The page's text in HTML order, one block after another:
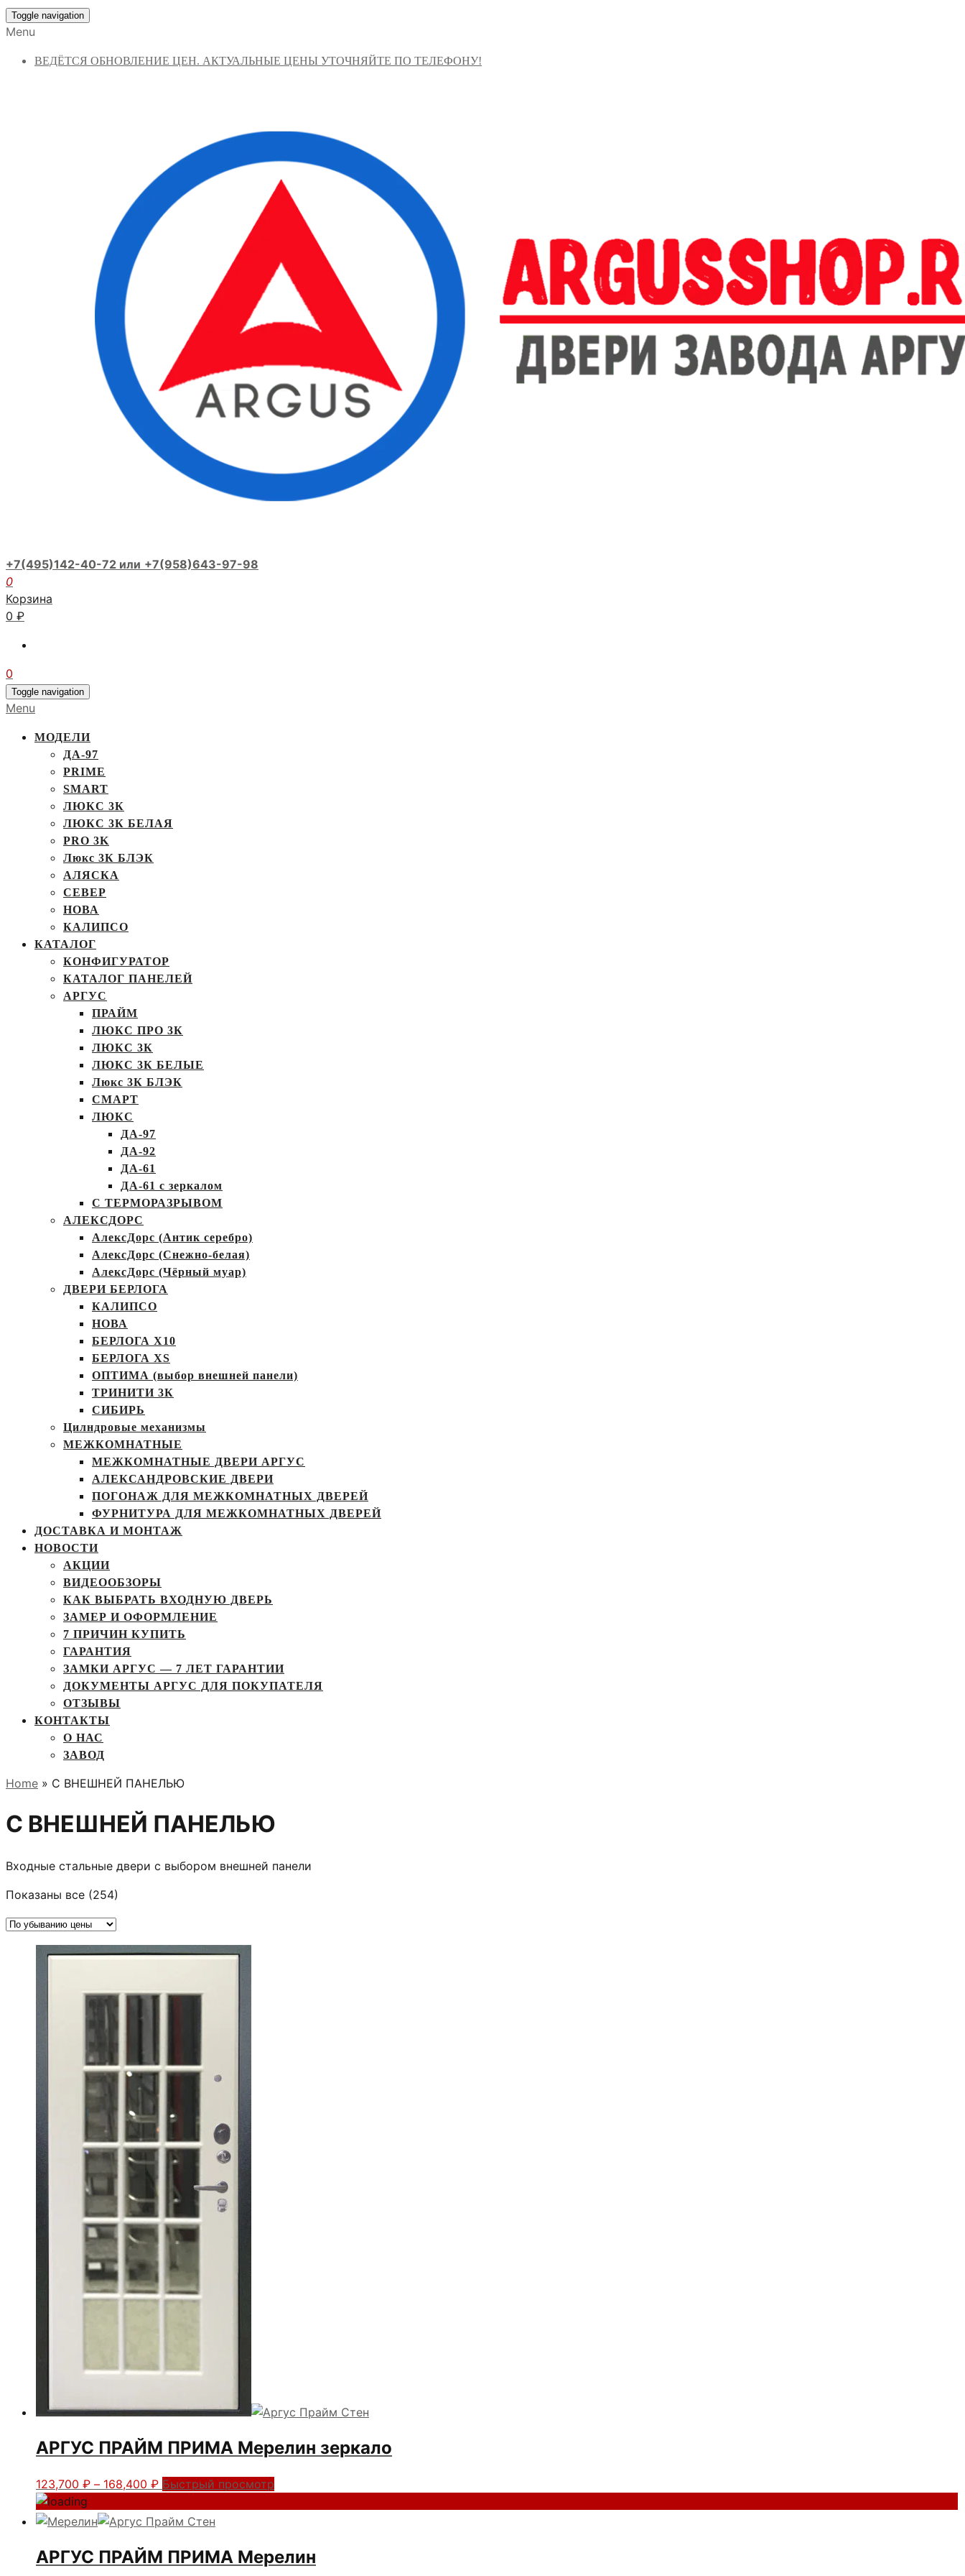
Toggle navigation
Menu
ВЕДЁТСЯ ОБНОВЛЕНИЕ ЦЕН. АКТУАЛЬНЫЕ ЦЕНЫ УТОЧНЯЙТЕ ПО ТЕЛЕФОНУ!
+7(495)142-40-72 или +7(958)643-97-98
0
Корзина
0 ₽
0
Toggle navigation
Menu
МОДЕЛИ
ДА-97
PRIME
SMART
ЛЮКС 3К
ЛЮКС 3К БЕЛАЯ
PRO 3K
Люкс 3К БЛЭК
АЛЯСКА
СЕВЕР
НОВА
КАЛИПСО
КАТАЛОГ
КОНФИГУРАТОР
КАТАЛОГ ПАНЕЛЕЙ
АРГУС
ПРАЙМ
ЛЮКС ПРО 3К
ЛЮКС 3К
ЛЮКС 3К БЕЛЫЕ
Люкс 3К БЛЭК
СМАРТ
ЛЮКС
ДА-97
ДА-92
ДА-61
ДА-61 с зеркалом
С ТЕРМОРАЗРЫВОМ
АЛЕКСДОРС
АлексДорс (Антик серебро)
АлексДорс (Снежно-белая)
АлексДорс (Чёрный муар)
ДВЕРИ БЕРЛОГА
КАЛИПСО
НОВА
БЕРЛОГА Х10
БЕРЛОГА XS
ОПТИМА (выбор внешней панели)
ТРИНИТИ 3К
СИБИРЬ
Цилндровые механизмы
МЕЖКОМНАТНЫЕ
МЕЖКОМНАТНЫЕ ДВЕРИ АРГУС
АЛЕКСАНДРОВСКИЕ ДВЕРИ
ПОГОНАЖ ДЛЯ МЕЖКОМНАТНЫХ ДВЕРЕЙ
ФУРНИТУРА ДЛЯ МЕЖКОМНАТНЫХ ДВЕРЕЙ
ДОСТАВКА И МОНТАЖ
НОВОСТИ
АКЦИИ
ВИДЕООБЗОРЫ
КАК ВЫБРАТЬ ВХОДНУЮ ДВЕРЬ
ЗАМЕР И ОФОРМЛЕНИЕ
7 ПРИЧИН КУПИТЬ
ГАРАНТИЯ
ЗАМКИ АРГУС — 7 ЛЕТ ГАРАНТИИ
ДОКУМЕНТЫ АРГУС ДЛЯ ПОКУПАТЕЛЯ
ОТЗЫВЫ
КОНТАКТЫ
О НАС
ЗАВОД
Home » С ВНЕШНЕЙ ПАНЕЛЬЮ
С ВНЕШНЕЙ ПАНЕЛЬЮ
Входные стальные двери с выбором внешней панели
Показаны все (254)
АРГУС ПРАЙМ ПРИМА Мерелин зеркало
123,700 ₽ – 168,400 ₽Диапазон
123,700 ₽
168,400 ₽
Этот
имеет
вариаций.
Опции
Быстрый просмотр
АРГУС ПРАЙМ ПРИМА Мерелин